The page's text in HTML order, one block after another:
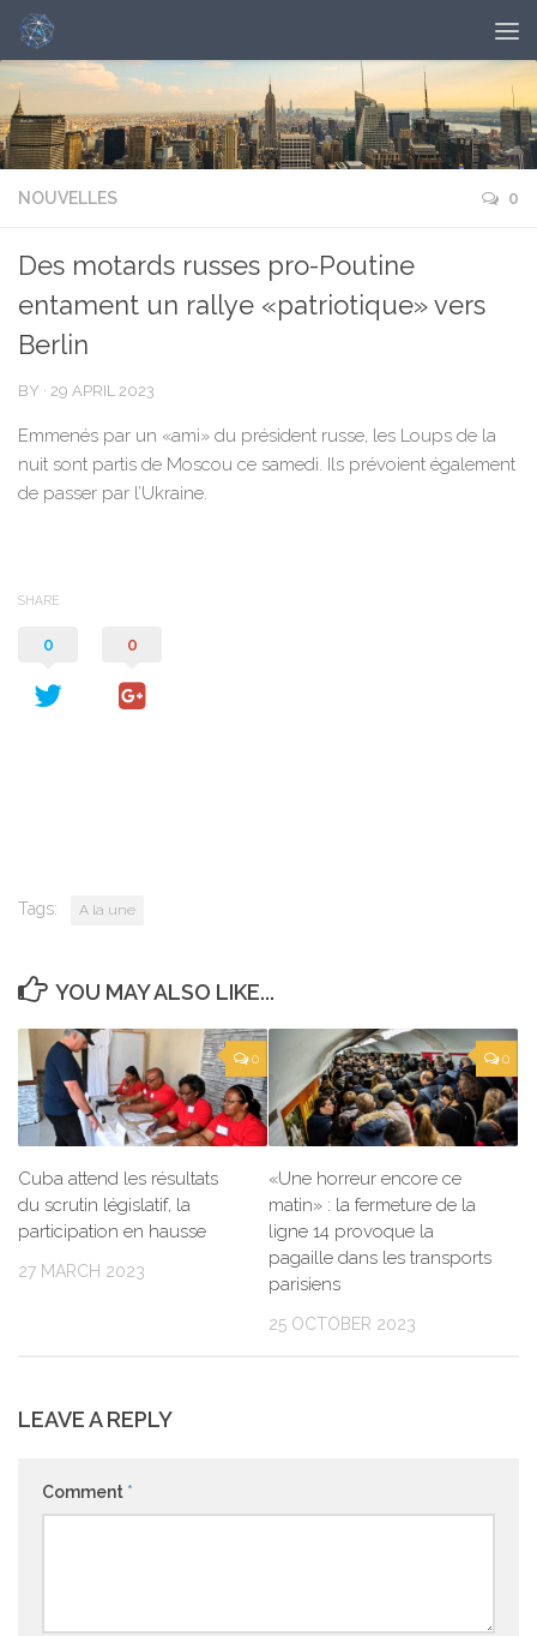
NOUVELLES 0
Des motards russes pro-Poutine
entament un rallye «patriotique» vers
Berlin
BY · 29 APRIL 2023
Emmenés par un «ami» du président russe, les Loups de la
nuit sont partis de Moscou ce samedi. Ils prévoient également
de passer par l’Ukraine.
SHARE
0 0
Tags: A la une
YOU MAY ALSO LIKE...
0
Cuba attend les résultats
du scrutin législatif, la
participation en hausse
27 MARCH 2023
0
«Une horreur encore ce
matin» : la fermeture de la
ligne 14 provoque la
pagaille dans les transports
parisiens
25 OCTOBER 2023
LEAVE A REPLY
Comment *